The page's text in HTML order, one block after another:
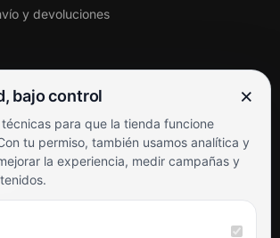
y devoluciones
bajo control ×
para que la tienda funcione
tu permiso, también usamos analítica y
la experiencia, medir campañas y